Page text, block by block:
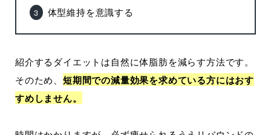
体型維持を意識する
紹介するダイエットは自然に体脂肪を減らす方法です。
そのため、 短期間での減量効果を求めている方にはおす
すめしません。